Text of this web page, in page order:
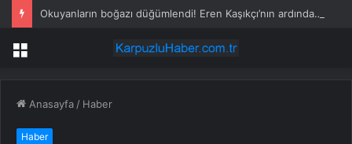
Okuyanların boğazı düğümlendi! Eren Kaşıkçı’nın ardından yapılan o yorum gündem oldu
Menü
Anasayfa / Haber
Haber